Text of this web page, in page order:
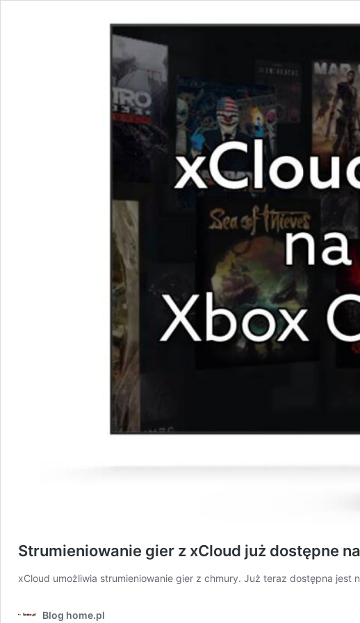
Strumieniowanie gier z xCloud już dostępne
xCloud umożliwia strumieniowanie gier z chmury. Już teraz dostępna
Blog home.pl